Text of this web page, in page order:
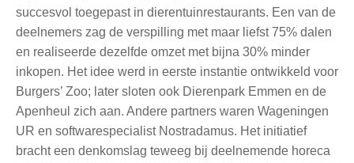
succesvol toegepast in dierentuinrestaurants. Een van de
deelnemers zag de verspilling met maar liefst 75% dalen
en realiseerde dezelfde omzet met bijna 30% minder
inkopen. Het idee werd in eerste instantie ontwikkeld voor
Burgers’ Zoo; later sloten ook Dierenpark Emmen en de
Apenheul zich aan. Andere partners waren Wageningen
UR en softwarespecialist Nostradamus. Het initiatief
bracht een denkomslag teweeg bij deelnemende horeca